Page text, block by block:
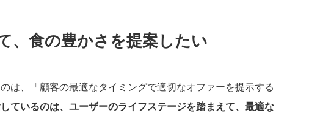
、食の豊かさを提案したい
は、「顧客の最適なタイミングで適切なオファーを提示する
ているのは、ユーザーのライフステージを踏まえて、最適な